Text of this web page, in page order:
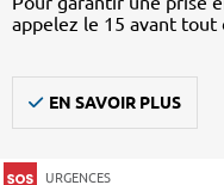
appelez le 15 avant tout
EN SAVOIR PLUS
URGENCES